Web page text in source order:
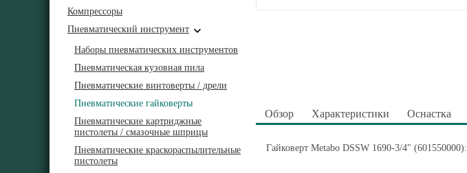
Компрессоры
Пневматический инструмент
Наборы пневматических инструментов
Пневматическая кузовная пила
Пневматические винтоверты / дрели
Пневматические гайковерты
Пневматические картриджные
пистолеты / смазочные шприцы
Пневматические краскораспылительные
пистолеты
Обзор Характеристики Оснастка
Гайковерт Metabo DSSW 1690-3/4" (601550000):